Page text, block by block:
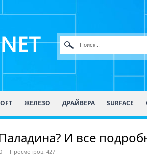
ЖЕЛЕЗО ДРАЙВЕРА SURFACE
И все
Просмотров: 427